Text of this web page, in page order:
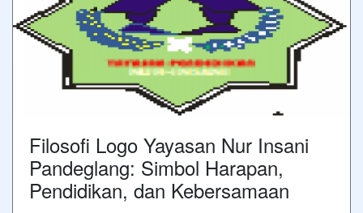
Filosofi Logo Yayasan Nur Insani
Pandeglang: Simbol Harapan,
Pendidikan, dan Kebersamaan